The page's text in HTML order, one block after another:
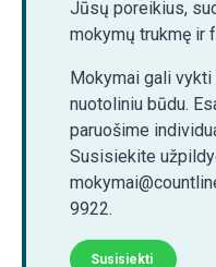
Jūsų poreikius,
mokymų trukmę ir
Mokymai gali
nuotoliniu būdu.
paruošime
Susisiekite
9922.
Susisiekti